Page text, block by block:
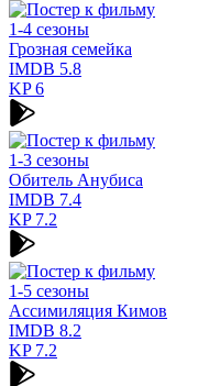
1-4 сезоны
Грозная семейка
IMDB 5.8
KP6
1-3 сезоны
Обитель Анубиса
IMDB 7.4
KP7.2
1-5 сезоны
Ассимиляция Кимов
IMDB 8.2
KP7.2